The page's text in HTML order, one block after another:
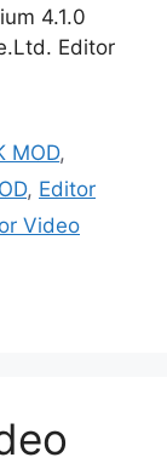
4.1.0
Editor
MOD,
, Editor
Video